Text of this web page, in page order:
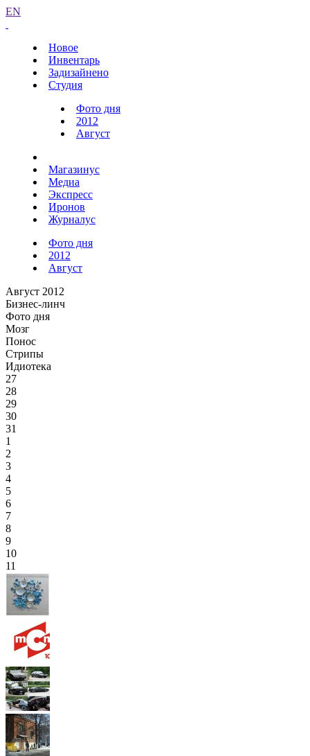
EN
Новое
Инвентарь
Задизайнено
Студия
Фото дня
2012
Август
Магазинус
Медиа
Экспресс
Иронов
Журналус
Фото дня
2012
Август
Август 2012
Бизнес-линч
Фото дня
Мозг
Понос
Стрипы
Идиотека
27
28
29
30
31
1
2
3
4
5
6
7
8
9
10
11